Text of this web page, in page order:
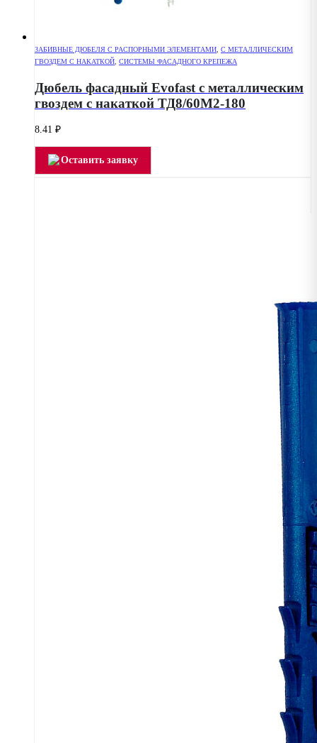
ЗАБИВНЫЕ ДЮБЕЛЯ С РАСПОРНЫМИ ЭЛЕМЕНТАМИ С МЕТАЛЛИЧЕСКИМ
ГВОЗДЕМ С НАКАТКОЙ СИСТЕМЫ ФАСАДНОГО КРЕПЕЖА
Дюбель фасадный Evofast с металлическим
гвоздем с накаткой ТД8/60М2-180
8.41 ₽
Оставить заявку